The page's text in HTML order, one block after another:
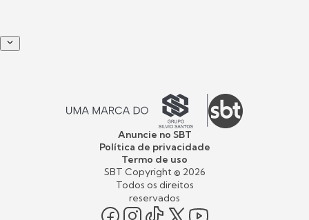
Anuncie no SBT
Política de privacidade
Termo de uso
SBT Copyright © 2026
Todos os direitos
reservados